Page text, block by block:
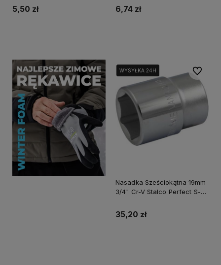
5,50 zł 6,74 zł
WYSYŁKA 24H
WYSYŁKA 24H
Nasadka Sześciokątna 19mm
3/4" Cr-V Stalco Perfect S-
35,20 zł
Do